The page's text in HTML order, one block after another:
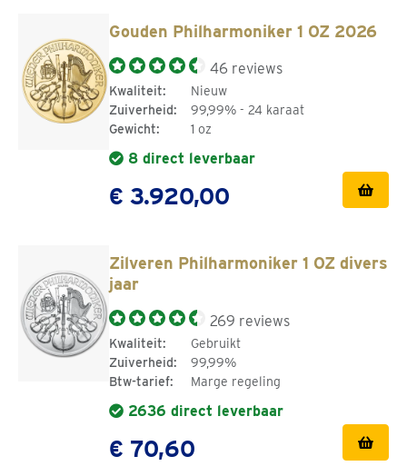
Gouden Philharmoniker 1 OZ 2026
46 reviews
Kwaliteit:
Nieuw
Zuiverheid:
99,99% - 24 karaat
Gewicht:
1 oz
8 direct leverbaar
€ 3.920,00
Zilveren Philharmoniker 1 OZ divers
jaar
269 reviews
Kwaliteit:
Gebruikt
Zuiverheid:
99,99%
Btw-tarief:
Marge regeling
2636 direct leverbaar
€ 70,60